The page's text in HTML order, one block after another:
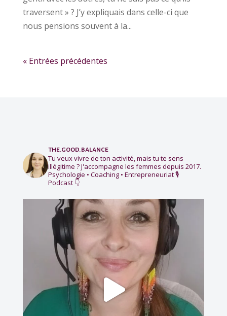
traversent » ? J’y expliquais dans celle-ci que
nous pensions souvent à la...
« Entrées précédentes
the.good.balance
Tu veux vivre de ton activité, mais tu te sens
illégitime ?J'accompagne les femmes depuis 2017.
Psychologie • Coaching • Entrepreneuriat🎙️
Podcast 👇